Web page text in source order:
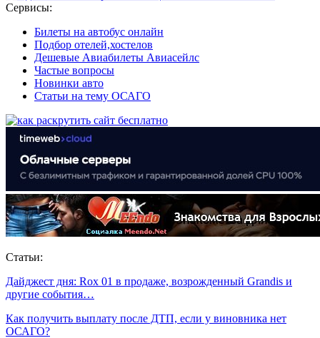
Сервисы:
Билеты на автобус онлайн
Подбор отелей,хостелов
Дешевые Авиабилеты Авиасейлс
Частые вопросы
Новинки авто
Статьи на тему ОСАГО
Статьи:
Дайджест дня: Rox 01 в продаже, возрожденный Grandis и
другие события…
Как получить выплату после ДТП, если у виновника нет
ОСАГО?